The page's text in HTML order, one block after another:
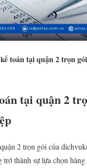
toán tại quận 2 trọn
tại quận 2
2 trọn gói của
trở thành sự lựa chọn